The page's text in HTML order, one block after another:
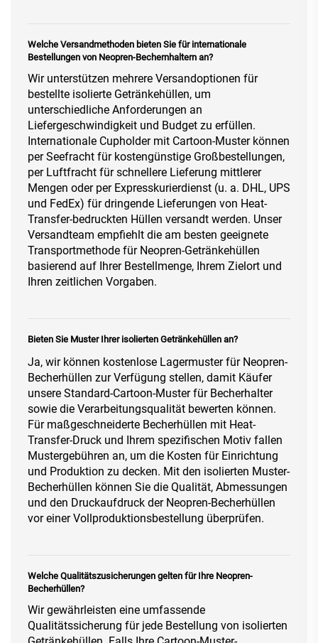
Welche Versandmethoden bieten Sie für internationale
Bestellungen von Neopren-Bechernhaltern an?
Wir unterstützen mehrere Versandoptionen für
bestellte isolierte Getränkehüllen, um
unterschiedliche Anforderungen an
Liefergeschwindigkeit und Budget zu erfüllen.
Internationale Cupholder mit Cartoon-Muster können
per Seefracht für kostengünstige Großbestellungen,
per Luftfracht für schnellere Lieferung mittlerer
Mengen oder per Expresskurierdienst (u. a. DHL, UPS
und FedEx) für dringende Lieferungen von Heat-
Transfer-bedruckten Hüllen versandt werden. Unser
Versandteam empfiehlt die am besten geeignete
Transportmethode für Neopren-Getränkehüllen
basierend auf Ihrer Bestellmenge, Ihrem Zielort und
Ihren zeitlichen Vorgaben.
Bieten Sie Muster Ihrer isolierten Getränkehüllen an?
Ja, wir können kostenlose Lagermuster für Neopren-
Becherhüllen zur Verfügung stellen, damit Käufer
unsere Standard-Cartoon-Muster für Becherhalter
sowie die Verarbeitungsqualität bewerten können.
Für maßgeschneiderte Becherhüllen mit Heat-
Transfer-Druck und Ihrem spezifischen Motiv fallen
Mustergebühren an, um die Kosten für Einrichtung
und Produktion zu decken. Mit den isolierten Muster-
Becherhüllen können Sie die Qualität, Abmessungen
und den Druckaufdruck der Neopren-Becherhüllen
vor einer Vollproduktionsbestellung überprüfen.
Welche Qualitätszusicherungen gelten für Ihre Neopren-
Becherhüllen?
Wir gewährleisten eine umfassende
Qualitätssicherung für jede Bestellung von isolierten